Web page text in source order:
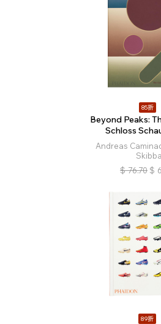
85折
Beyond Peaks:
Schloss
Andreas
Skibba
$ 76.70 $
89折